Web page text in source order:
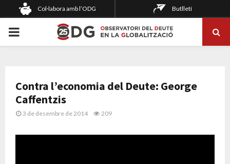
Col·labora amb l’ODG Butlletí
PRIMARY
Contra l’economia del Deute: George
Caffentzis
3 de desembre de 2014 209